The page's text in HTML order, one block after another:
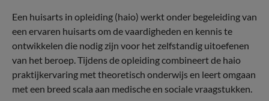
Een huisarts in opleiding (haio) werkt onder begeleiding van
een ervaren huisarts om de vaardigheden en kennis te
ontwikkelen die nodig zijn voor het zelfstandig uitoefenen
van het beroep. Tijdens de opleiding combineert de haio
praktijkervaring met theoretisch onderwijs en leert omgaan
met een breed scala aan medische en sociale vraagstukken.